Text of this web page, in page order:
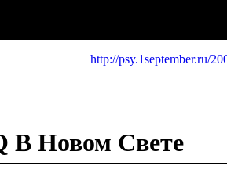
http://psy.1september.ru/
В Новом Свете